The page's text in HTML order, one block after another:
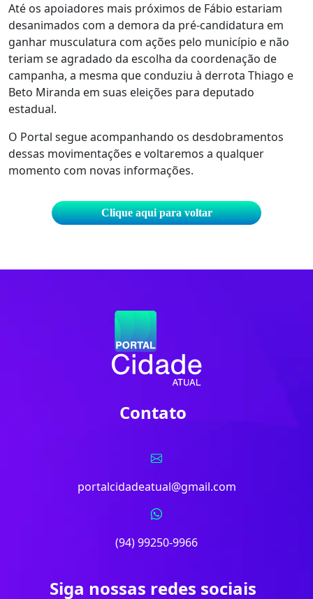
Até os apoiadores mais próximos de Fábio estariam
desanimados com a demora da pré-candidatura em
ganhar musculatura com ações pelo município e não
teriam se agradado da escolha da coordenação de
campanha, a mesma que conduziu à derrota Thiago e
Beto Miranda em suas eleições para deputado
estadual.
O Portal segue acompanhando os desdobramentos
dessas movimentações e voltaremos a qualquer
momento com novas informações.
Clique aqui para voltar
Contato
portalcidadeatual@gmail.com
(94) 99250-9966
Siga nossas redes sociais